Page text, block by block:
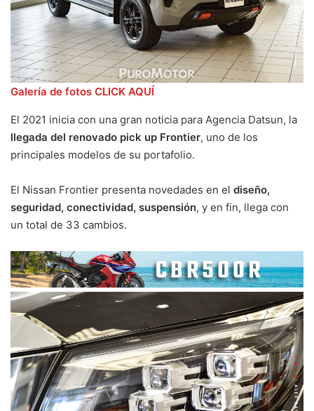
Galería de fotos CLICK AQUÍ
El 2021 inicia con una gran noticia para Agencia Datsun, la
llegada del renovado pick up Frontier, uno de los
principales modelos de su portafolio.
El Nissan Frontier presenta novedades en el diseño,
seguridad, conectividad, suspensión, y en fin, llega con
un total de 33 cambios.